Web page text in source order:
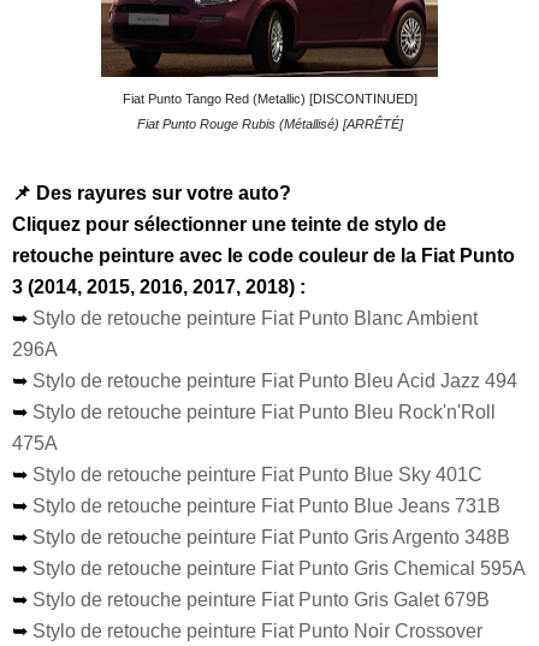
Fiat Punto Tango Red (Metallic) [DISCONTINUED]
Fiat Punto Rouge Rubis (Métallisé) [ARRÊTÉ]
📌 Des rayures sur votre auto?
Cliquez pour sélectionner une teinte de stylo de
retouche peinture avec le code couleur de la Fiat Punto
3 (2014, 2015, 2016, 2017, 2018) :
➥ Stylo de retouche peinture Fiat Punto Blanc Ambient
296A
➥ Stylo de retouche peinture Fiat Punto Bleu Acid Jazz 494
➥ Stylo de retouche peinture Fiat Punto Bleu Rock'n'Roll
475A
➥ Stylo de retouche peinture Fiat Punto Blue Sky 401C
➥ Stylo de retouche peinture Fiat Punto Blue Jeans 731B
➥ Stylo de retouche peinture Fiat Punto Gris Argento 348B
➥ Stylo de retouche peinture Fiat Punto Gris Chemical 595A
➥ Stylo de retouche peinture Fiat Punto Gris Galet 679B
➥ Stylo de retouche peinture Fiat Punto Noir Crossover